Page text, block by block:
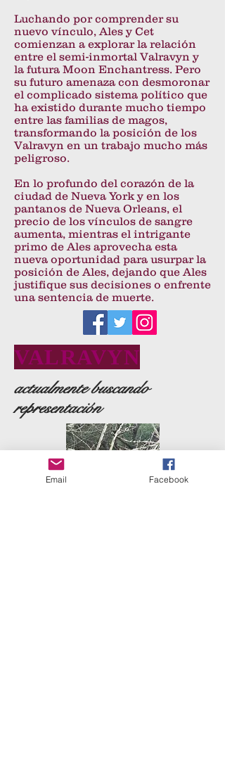
Luchando por comprender su
nuevo vínculo, Ales y Cet
comienzan a explorar la relación
entre el semi-inmortal Valravyn y
la futura Moon Enchantress. Pero
su futuro amenaza con desmoronar
el complicado sistema político que
ha existido durante mucho tiempo
entre las familias de magos,
transformando la posición de los
Valravyn en un trabajo mucho más
peligroso.
En lo profundo del corazón de la
ciudad de Nueva York y en los
pantanos de Nueva Orleans, el
precio de los vínculos de sangre
aumenta, mientras el intrigante
primo de Ales aprovecha esta
nueva oportunidad para usurpar la
posición de Ales, dejando que Ales
justifique sus decisiones o enfrente
una sentencia de muerte.
VALRAVYN
actualmente buscando
representación
Email Facebook